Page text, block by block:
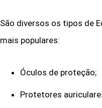
São diversos os tipos de
mais populares:
Óculos de proteção;
Protetores